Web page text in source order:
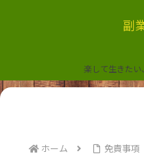
副
楽して生きたい
ホーム 免責事項